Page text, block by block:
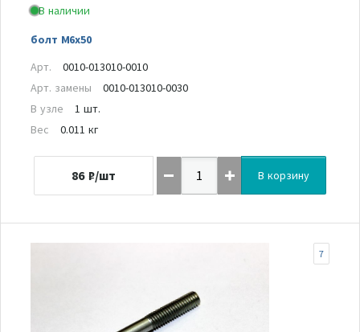
В наличии
болт M6x50
Арт.
0010-013010-0010
Арт. замены
0010-013010-0030
В узле
1 шт.
Вес
0.011 кг
86 ₽/шт В корзину
7